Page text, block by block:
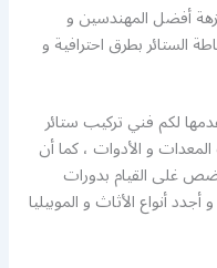
أفضل المهندسين و
الستائر بطرق احترافية و
لكم فني تركيب ستائر
و الأدوات ، كما أن
غلى القيام بدورات
أنواع الأثاث و الموبيليا